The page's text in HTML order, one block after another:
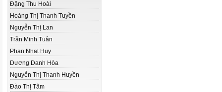
Đặng Thu Hoài
Hoàng Thị Thanh Tuyền
Nguyễn Thị Lan
Trần Minh Tuân
Phan Nhat Huy
Dương Danh Hòa
Nguyễn Thị Thanh Huyền
Đào Thị Tâm